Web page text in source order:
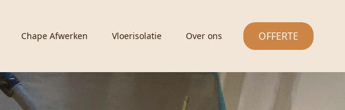
Chape Afwerken Vloerisolatie Over ons OFFERTE